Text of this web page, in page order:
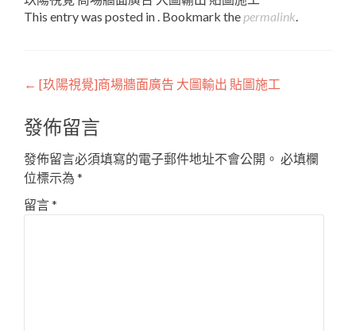
This entry was posted in . Bookmark the permalink.
Post
navigation
← [玖陽視覺]商場牆面廣告 大圖輸出 貼圖施工
發佈留言
發佈留言必須填寫的電子郵件地址不會公開。 必填欄
位標示為 *
留言*